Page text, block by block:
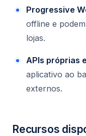
Progressive
offline e
lojas.
APIs próprias
aplicativo ao
externos.
Recursos